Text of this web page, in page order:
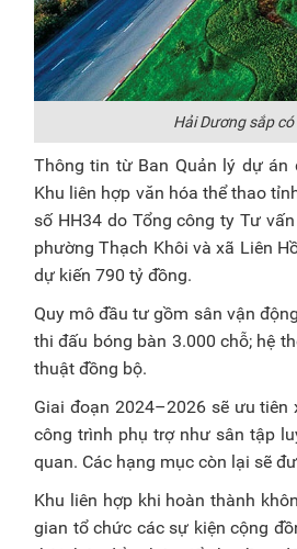
Hải Dương sắp
Thông tin từ Ban Quản lý dự
Khu liên hợp văn hóa thể thao
số HH34 do Tổng công ty Tư
phường Thạch Khôi và xã Liên
dự kiến 790 tỷ đồng.
Quy mô đầu tư gồm sân vận
thi đấu bóng bàn 3.000 chỗ; hệ
thuật đồng bộ.
Giai đoạn 2024–2026 sẽ ưu
công trình phụ trợ như sân tập
quan. Các hạng mục còn lại sẽ
Khu liên hợp khi hoàn thành
gian tổ chức các sự kiện cộng